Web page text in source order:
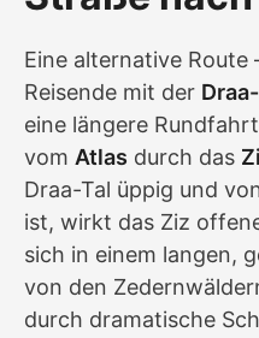
Eine alternative
Reisende mit der
eine längere
vom Atlas durch das
Draa-Tal üppig und
ist, wirkt das Ziz
sich in einem langen,
von den
durch dramatische